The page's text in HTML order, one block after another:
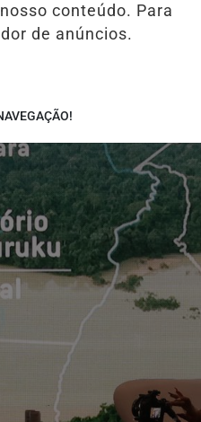
conteúdo. Para
de anúncios.